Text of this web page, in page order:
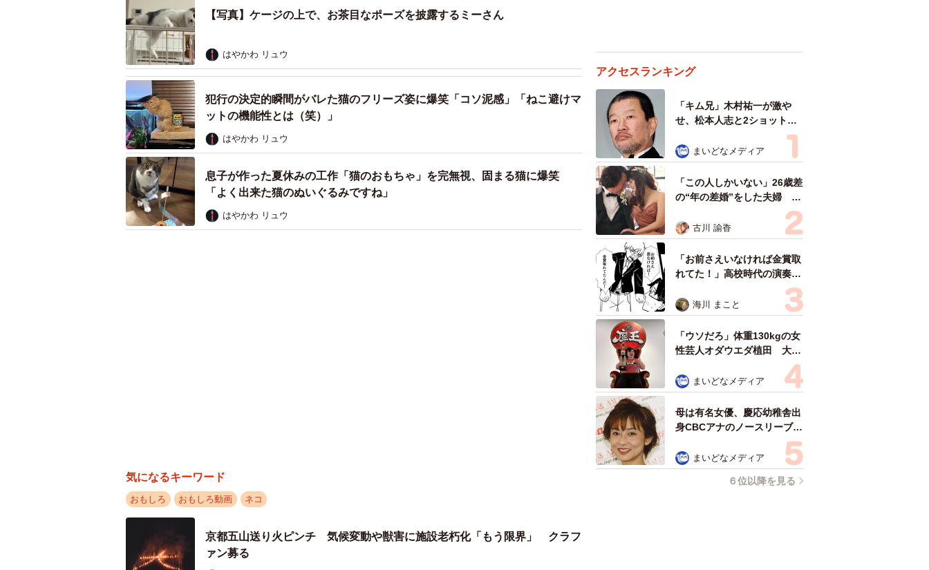
【写真】ケージの上で、お茶目なポーズを披露するミーさん
はやかわ リュウ
犯行の決定的瞬間がバレた猫のフリーズ姿に爆笑「コソ泥感」「ねこ避けマ
ットの機能性とは（笑）」
はやかわ リュウ
息子が作った夏休みの工作「猫のおもちゃ」を完無視、固まる猫に爆笑
「よく出来た猫のぬいぐるみですね」
はやかわ リュウ
気になるキーワード
おもしろ おもしろ動画 ネコ
京都五山送り火ピンチ 気候変動や獣害に施設老朽化「もう限界」 クラフ
ァン募る
アクセスランキング
「キム兄」木村祐一が激や
せ、松本人志と2ショット
「一瞬、分からなかったわ」
「テキヤの兄さん」
まいどなメディア
「この人しかいない」26歳差
の“年の差婚”をした夫婦 出
会いは？反対する声はなかっ
た？ 今の思いを聞いた
古川 諭香
「お前さえいなければ金賞取
れてた！」高校時代の演奏会
がトラウマ……責められた学
生は楽器修理職人に 10年後
再会した因縁の相手から思わ
ぬ申し出【漫画】
海川 まこと
「ウソだろ」体重130kgの女
性芸人オダウエダ植田 大学
で」 まいどなメディア
母は有名女優、慶応幼稚舎出
身CBCアナのノースリーブ姿
「育ちの良さが表情に表れて
る」「天使の笑顔」
まいどなメディア
６位以降を見る